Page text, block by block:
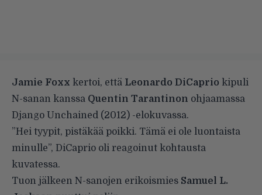
Jamie Foxx kertoi, että Leonardo DiCaprio kipuli
N-sanan kanssa Quentin Tarantinon ohjaamassa
Django Unchained (2012) -elokuvassa.
”Hei tyypit, pistäkää poikki. Tämä ei ole luontaista
minulle”, DiCaprio oli reagoinut kohtausta
kuvatessa.
Tuon jälkeen N-sanojen erikoismies Samuel L.